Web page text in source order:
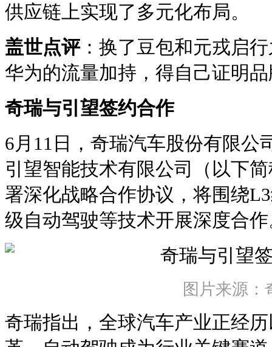
供应链上实现了多元化布局。
盖世点评：换了豆包和元戎启
华为的流量加持，得自己证明
奇瑞与引望签约合作
6月11日，奇瑞汽车股份有限公
引望智能技术有限公司（以下
署深化战略合作协议，将围绕
级自动驾驶等技术开展深度合
图片来源：
奇瑞指出，全球汽车产业正经